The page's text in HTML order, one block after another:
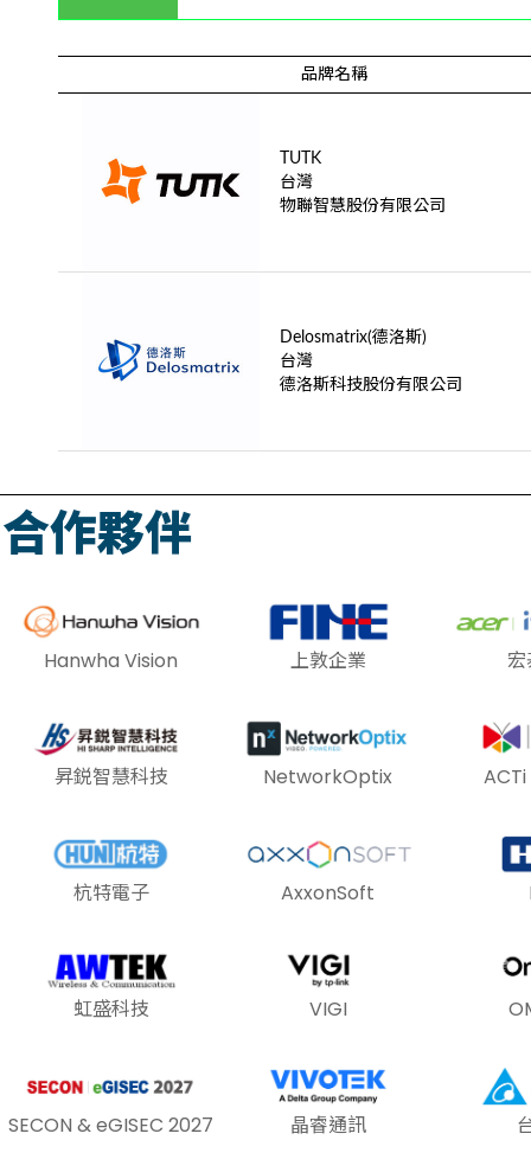
品牌名稱
TUTK
台灣
物聯智慧股份有限公司
Delosmatrix(德洛斯)
台灣
德洛斯科技股份有限公司
合作夥伴
Hanwha Vision 上敦企業
昇鋭智慧科技 NetworkOptix ACTi
杭特電子 AxxonSoft
虹盛科技 VIGI
SECON & eGISEC 2027 晶睿通訊